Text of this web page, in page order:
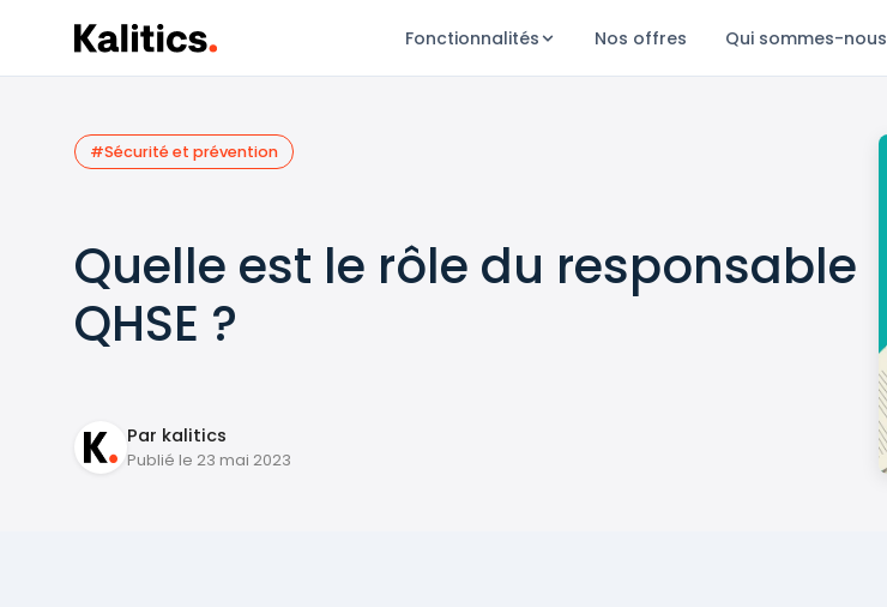
Fonctionnalités Nos offres Qui sommes-nous
#Sécurité et prévention
Quelle est le rôle du responsable
QHSE ?
Par kalitics
Publié le 23 mai 2023